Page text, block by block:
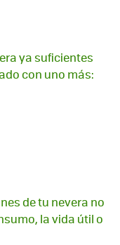
ya suficientes
con uno más:
de tu nevera no
la vida útil o